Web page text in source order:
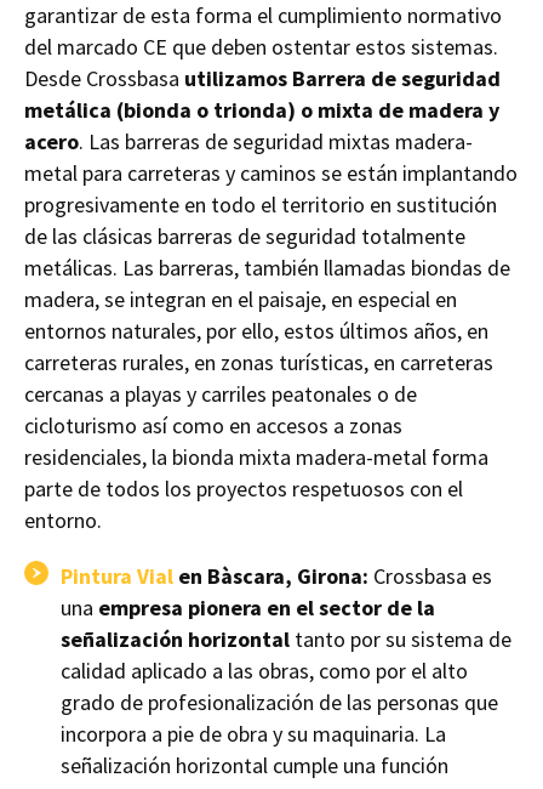
garantizar de esta forma el cumplimiento normativo
del marcado CE que deben ostentar estos sistemas.
Desde Crossbasa utilizamos Barrera de seguridad
metálica (bionda o trionda) o mixta de madera y
acero. Las barreras de seguridad mixtas madera-
metal para carreteras y caminos se están implantando
progresivamente en todo el territorio en sustitución
de las clásicas barreras de seguridad totalmente
metálicas. Las barreras, también llamadas biondas de
madera, se integran en el paisaje, en especial en
entornos naturales, por ello, estos últimos años, en
carreteras rurales, en zonas turísticas, en carreteras
cercanas a playas y carriles peatonales o de
cicloturismo así como en accesos a zonas
residenciales, la bionda mixta madera-metal forma
parte de todos los proyectos respetuosos con el
entorno.
Pintura Vial en Bàscara, Girona: Crossbasa es
una empresa pionera en el sector de la
señalización horizontal tanto por su sistema de
calidad aplicado a las obras, como por el alto
grado de profesionalización de las personas que
incorpora a pie de obra y su maquinaria. La
señalización horizontal cumple una función